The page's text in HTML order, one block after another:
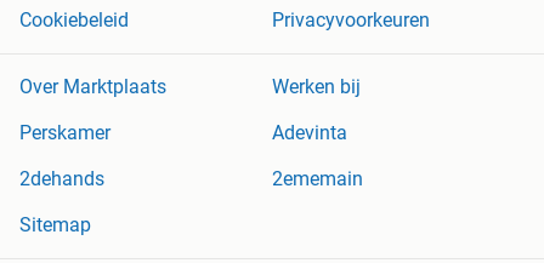
Cookiebeleid
Privacyvoorkeuren
Over Marktplaats
Werken bij
Perskamer
Adevinta
2dehands
2ememain
Sitemap